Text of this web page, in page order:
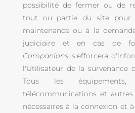
possibilité de fermer ou de
tout ou partie du site pour
maintenance ou à la
judiciaire et en cas de
Companionss'efforcera
l'Utilisateur de la survenance
Tous les équipements,
télécommunications et
nécessaires à la connexion et